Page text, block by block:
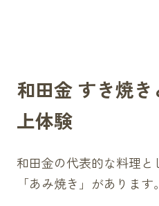
和田金 すき焼
上体験
和田金の代表的な料理と
「あみ焼き」があります。